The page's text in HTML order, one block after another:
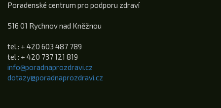
Poradenské centrum pro podporu zdraví
516 01 Rychnov nad Kněžnou
tel.: + 420 603 487 789
tel : + 420 737 121 819
info@poradnaprozdravi.cz
dotazy@poradnaprozdravi.cz